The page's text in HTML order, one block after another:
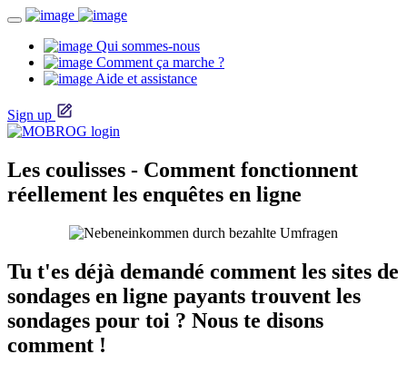
Qui sommes-nous
Comment ça marche ?
Aide et assistance
Sign up
Les coulisses - Comment fonctionnent
réellement les enquêtes en ligne
Tu t'es déjà demandé comment les sites de
sondages en ligne payants trouvent les
sondages pour toi ? Nous te disons
comment !